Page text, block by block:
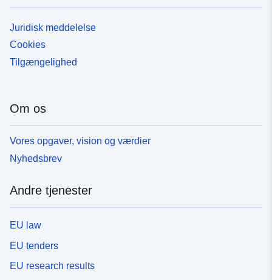
Juridisk meddelelse
Cookies
Tilgængelighed
Om os
Vores opgaver, vision og værdier
Nyhedsbrev
Andre tjenester
EU law
EU tenders
EU research results